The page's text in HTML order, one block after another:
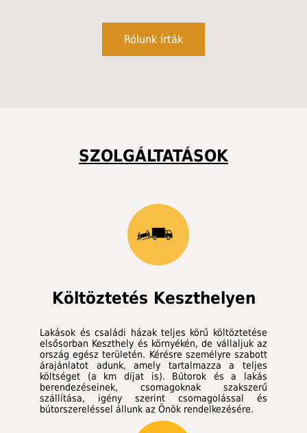
Rólunk írták
SZOLGÁLTATÁSOK
Költöztetés Keszthelyen
Lakások és családi házak teljes körű költöztetése
elsősorban Keszthely és környékén, de vállaljuk az
ország egész területén. Kérésre személyre szabott
árajánlatot adunk, amely tartalmazza a teljes
költséget (a km díjat is). Bútorok és a lakás
berendezéseinek, csomagoknak szakszerű
szállítása, igény szerint csomagolással és
bútorszereléssel állunk az Önök rendelkezésére.